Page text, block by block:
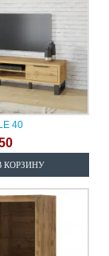
40
КОРЗИНУ